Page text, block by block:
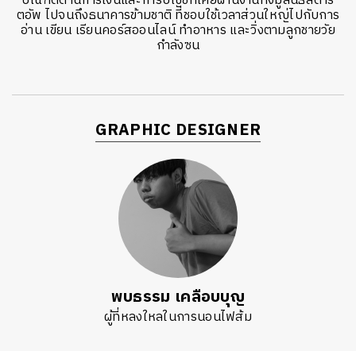
ตอัพ ไปจนถึงธนาคารข้ามชาติ ที่ชอบใช้เวลาส่วนใหญ่ไปกับการ
อ่าน เขียน เรียนคอร์สออนไลน์ ทำอาหาร และวิ่งตามลูกชายวัย
กำลังซน
GRAPHIC DESIGNER
พบธรรม เคลือบบุญ
ผู้ที่หลงใหลในการนอนไฟส้ม